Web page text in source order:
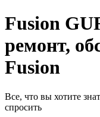
Fusion
ремонт,
Fusion
Все, что вы хотите
спросить